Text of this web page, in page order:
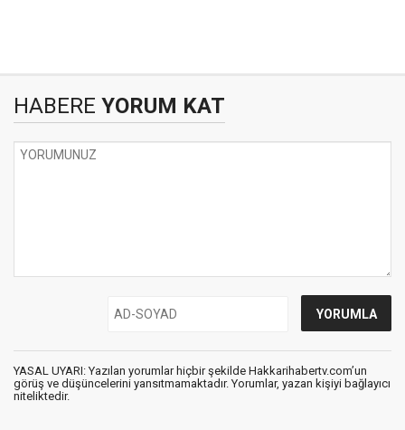
HABERE YORUM KAT
YASAL UYARI: Yazılan yorumlar hiçbir şekilde Hakkarihabertv.com’un
görüş ve düşüncelerini yansıtmamaktadır. Yorumlar, yazan kişiyi bağlayıcı
niteliktedir.